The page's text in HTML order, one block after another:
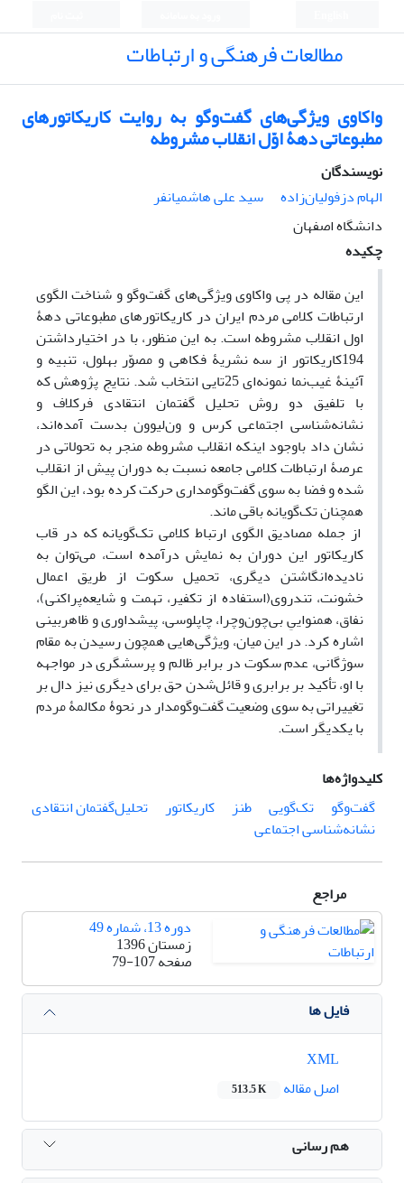
مطالعات فرهنگی و ارتباطات
واکاوی ویژگی‌های گفت‌وگو به روایت کاریکاتورهای
مطبوعاتی دهۀ اوّل انقلاب مشروطه
نویسندگان
الهام دزفولیان‌زاده
سید علی هاشمیانفر
دانشگاه اصفهان
چکیده
این مقاله در پی واکاوی ویژگی‌های گفت‌وگو و شناخت الگوی
ارتباطات کلامی مردم ایران در کاریکاتورهای مطبوعاتی دهۀ
اول انقلاب مشروطه است. به این منظور، با در اختیارداشتن
194کاریکاتور از سه نشریۀ فکاهی و مصوّر بهلول، تنبیه و
آئینۀ غیب‌نما نمونه‌ای 25تایی انتخاب شد. نتایج پژوهش که
با تلفیق دو روش تحلیل گفتمان انتقادی فرکلاف و
نشانه‌شناسی اجتماعی کرس و ون‌لیوون بدست آمده‌اند،
نشان داد باوجود اینکه انقلاب مشروطه منجر به تحولاتی در
عرصۀ ارتباطات کلامی جامعه نسبت به دوران پیش از انقلاب
شده و فضا به سوی گفت‌وگومداری حرکت کرده بود، این الگو
همچنان تک‌گویانه باقی ماند.
از جمله مصادیق الگوی ارتباط کلامی تک‌گویانه که در قاب
کاریکاتور این دوران به نمایش درآمده است، می‌توان به
نادیده‌انگاشتن دیگری، تحمیل سکوت از طریق اعمال
خشونت، تندروی(استفاده از تکفیر، تهمت و شایعه‌پراکنی)،
نفاق، همنواییِ بی‌چون‌وچرا، چاپلوسی، پیشداوری و ظاهربینی
اشاره کرد. در این میان، ویژگی‌هایی همچون رسیدن به مقام
سوژگانی، عدم سکوت در برابر ظالم و پرسشگری در مواجهه
با او، تأکید بر برابری و قائل‌شدن حق برای دیگری نیز دال بر
تغییراتی به سوی وضعیت گفت‌وگومدار در نحوۀ مکالمۀ مردم
با یکدیگر است.
کلیدواژه‌ها
گفت‌وگو
تک‌گویی طنز کاریکاتور
تحلیل‌گفتمان انتقادی
نشانه‌شناسی اجتماعی
مراجع
دوره 13، شماره 49
زمستان 1396
صفحه79-107
فایل ها
اصل مقاله
513.5 K
هم رسانی